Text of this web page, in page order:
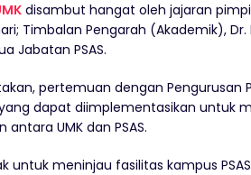
disambut hangat oleh jajaran
Timbalan Pengarah (Akademik),
Jabatan PSAS.
pertemuan dengan Pengurusan
dapat diimplementasikan untuk
UMK dan PSAS.
untuk meninjau fasilitas kampus